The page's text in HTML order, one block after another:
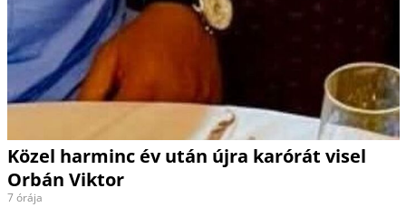
Közel harminc év után újra karórát visel
Orbán Viktor
7 órája